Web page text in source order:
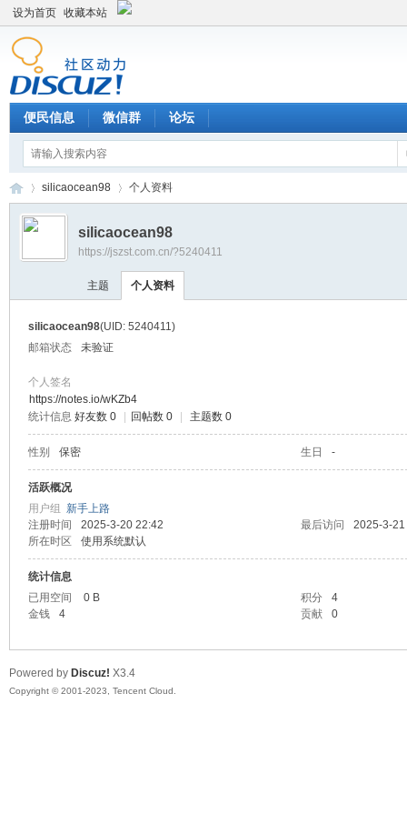
设为首页 收藏本站
便民信息 微信群 论坛
›
silicaocean98 个人资料
silicaocean98
https://jszst.com.cn/?5240411
主题 个人资料
silicaocean98(UID: 5240411)
邮箱状态
未验证
个人签名
https://notes.io/wKZb4
统计信息 好友数 0 回帖数 0 主题数 0
性别 保密 生日 -
活跃概况
用户组 新手上路
注册时间
2025-3-20 22:42 最后访问
2025-3-
所在时区
使用系统默认
统计信息
已用空间
0 B 积分
4
金钱
4 贡献 0
Powered by Discuz! X3.4
Copyright © 2001-2023, Tencent Cloud.